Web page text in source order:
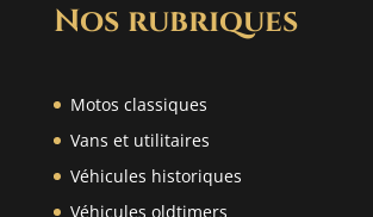
Nos rubriques
Motos classiques
Vans et utilitaires
Véhicules historiques
Véhicules oldtimers